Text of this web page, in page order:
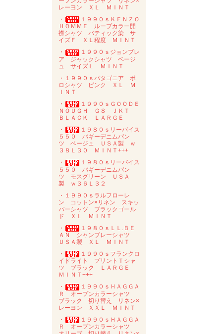
レーヨン ＸＬ ＭＩＮＴ
・
１９９０ｓＫＥＮＺＯ
ＨＯＭＭＥ ループカラー開
襟シャツ バティック染 サ
イズＦ ＸＬ程度 ＭＩＮＴ
・
１９９０ｓジョンブレ
ア ジャックシャツ ベージ
ュ サイズＬ ＭＩＮＴ
・１９９０ｓパタゴニア ポ
ロシャツ ピンク ＸＬ Ｍ
ＩＮＴ
・
１９９０ｓＧＯＯＤＥ
ＮＯＵＧＨ Ｇ８ ＪＫＴ
ＢＬＡＣＫ ＬＡＲＧＥ
・
１９８０ｓリーバイス
５５０ バギーデニムパン
ツ ベージュ ＵＳＡ製 ｗ
３８Ｌ３０ ＭＩＮＴ+++
・
１９８０ｓリーバイス
５５０ バギーデニムパン
ツ モスグリーン ＵＳＡ
製 ｗ３６Ｌ３２
・１９９０ｓラルフローレ
ン コットン×リネン スキッ
パーシャツ ブラックゴール
ド ＸＬ ＭＩＮＴ
・
１９８０ｓＬＬ.ＢＥ
ＡＮ シャンブレーシャツ
ＵＳＡ製 ＸＬ ＭＩＮＴ
・
１９９０ｓフランクロ
イドライト プリントＴシャ
ツ ブラック ＬＡＲＧＥ
ＭＩＮＴ+++
・
１９９０ｓＨＡＧＧＡ
Ｒ オープンカラーシャツ
ブラック 切り替え リネン×
レーヨン ＸＸＬ ＭＩＮＴ
・
１９９０ｓＨＡＧＧＡ
Ｒ オープンカラーシャツ